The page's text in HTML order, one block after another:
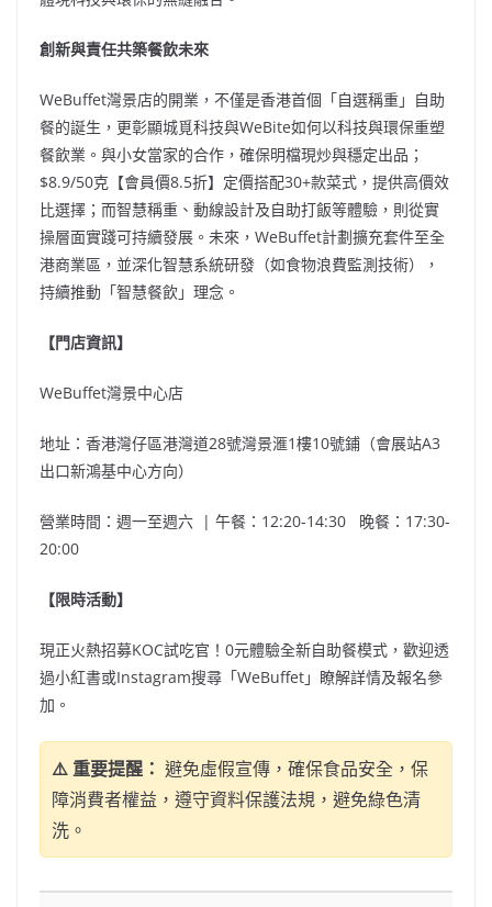
創新與責任共築餐飲未來
WeBuffet灣景店的開業，不僅是香港首個「自選稱重」自助
餐的誕生，更彰顯城覓科技與WeBite如何以科技與環保重塑
餐飲業。與小女當家的合作，確保明檔現炒與穩定出品；
$8.9/50克【會員價8.5折】定價搭配30+款菜式，提供高價效
比選擇；而智慧稱重、動線設計及自助打飯等體驗，則從實
操層面實踐可持續發展。未來，WeBuffet計劃擴充套件至全
港商業區，並深化智慧系統研發（如食物浪費監測技術），
持續推動「智慧餐飲」理念。
【門店資訊】
WeBuffet灣景中心店
地址：香港灣仔區港灣道28號灣景滙1樓10號鋪（會展站A3
出口新鴻基中心方向）
營業時間：週一至週六 | 午餐：12:20-14:30 晚餐：17:30-
20:00
【限時活動】
現正火熱招募KOC試吃官！0元體驗全新自助餐模式，歡迎透
過小紅書或Instagram搜尋「WeBuffet」瞭解詳情及報名參
加。
⚠️ 重要提醒： 避免虛假宣傳，確保食品安全，保
障消費者權益，遵守資料保護法規，避免綠色清
洗。